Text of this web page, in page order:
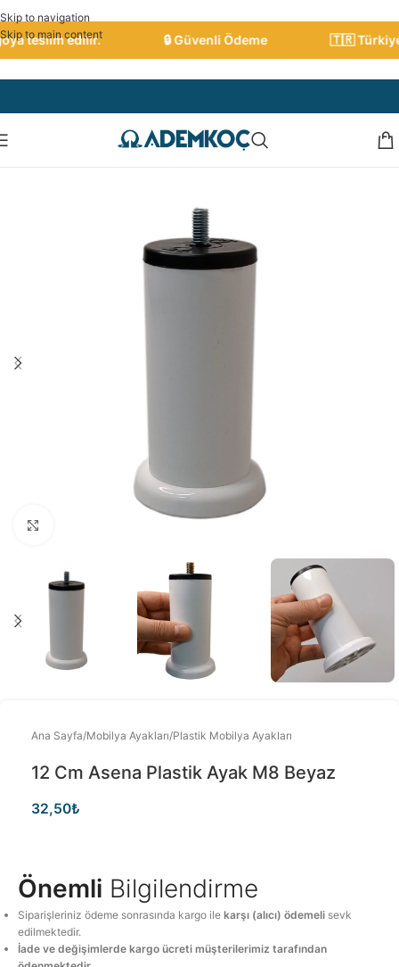
Skip to navigation
Skip to main content
teslim edilir. 🔒 Güvenli Ödeme 🇹🇷 Türkiye
Ana Sayfa/Mobilya Ayakları/Plastik Mobilya Ayakları
12 Cm Asena Plastik Ayak M8 Beyaz
32,50₺
Önemli Bilgilendirme
Siparişleriniz ödeme sonrasında kargo ilekarşı (alıcı) ödemeli sevk
edilmektedir.
İade ve değişimlerde kargo ücreti müşterilerimiz tarafından